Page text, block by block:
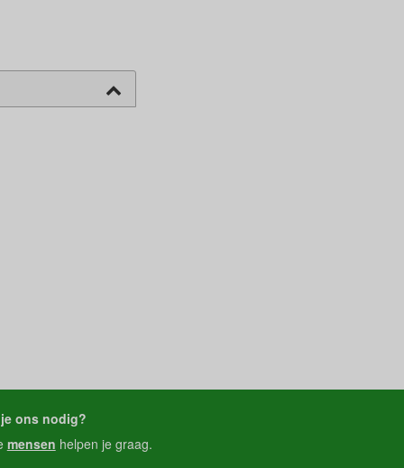
ons nodig?
mensen helpen je graag.